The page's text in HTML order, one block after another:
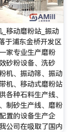
_移动磨粉站_振动
于浦东金桥开发区
家专业生产磨粉
砂粉设备、洗砂
机、振动筛、振动
机、移动式磨粉站
各种石料生产线、
制砂生产线、磨粉
置的设备生产企
公司在吸取了国内